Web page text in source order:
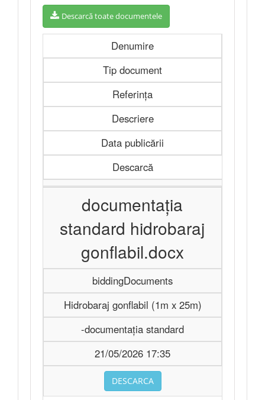
Descarcă toate documentele
Denumire
Tip document
Referința
Descriere
Data publicării
Descarcă
documentația
standard hidrobaraj
gonflabil.docx
biddingDocuments
Hidrobaraj gonflabil (1m x 25m)
-documentația standard
21/05/2026 17:35
DESCARCA